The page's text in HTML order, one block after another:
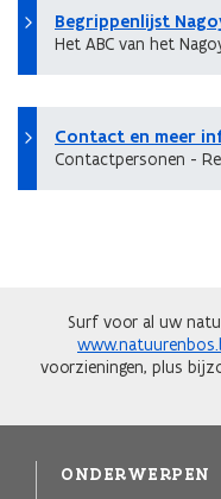
Begrippenlijst
Het ABC van het
Contact en meer
Contactpersonen -
Surf voor al uw
voorzieningen, plus
ONDERWERPEN